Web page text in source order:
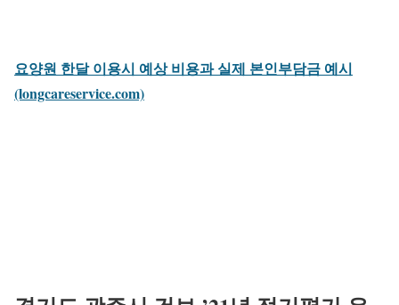
요양원 한달 이용시 예상 비용과 실제 본인부담금 예시
(longcareservice.com)